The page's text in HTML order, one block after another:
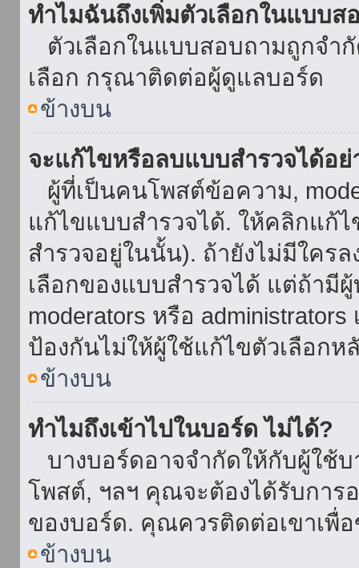
ทำไมฉันถึงเพิ่มตัวเลือกในแบบส
ตัวเลือกในแบบสอบถามถูกจำ
เลือก กรุณาติดต่อผู้ดูแลบอร์ด
ข้างบน
จะแก้ไขหรือลบแบบสำรวจได้อย่
ผู้ที่เป็นคนโพสต์ข้อความ,
แก้ไขแบบสำรวจได้. ให้คลิกแก้
สำรวจอยู่ในนั้น). ถ้ายังไม่มีใค
เลือกของแบบสำรวจได้ แต่ถ้ามี
moderators หรือ
ป้องกันไม่ให้ผู้ใช้แก้ไขตัวเลือกห
ข้างบน
ทำไมถึงเข้าไปในบอร์ด ไม่ได้?
บางบอร์ดอาจจำกัดให้กับผู้ใช้บ
โพสต์, ฯลฯ คุณจะต้องได้รับการ
ของบอร์ด. คุณควรติดต่อเขาเพื่
ข้างบน